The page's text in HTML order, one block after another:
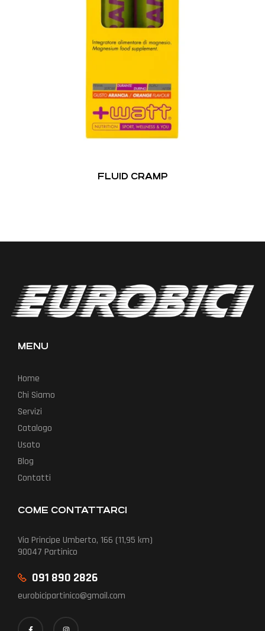
FLUID CRAMP
MENU
Home
Chi Siamo
Servizi
Catalogo
Usato
Blog
Contatti
COME CONTATTARCI
Via Principe Umberto, 166 (11,95 km)
90047 Partinico
091 890 2826
eurobicipartinico@gmail.com